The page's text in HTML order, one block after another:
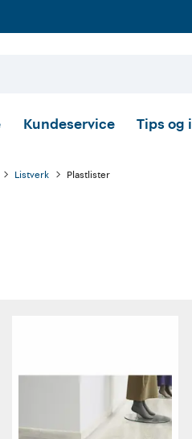
Kundeservice Tips og
Listverk Plastlister